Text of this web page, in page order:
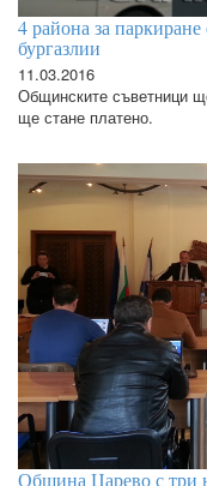
4 района за
бургазлии
11.03.2016
Общинските съветници
ще стане платено.
Община Царево с три